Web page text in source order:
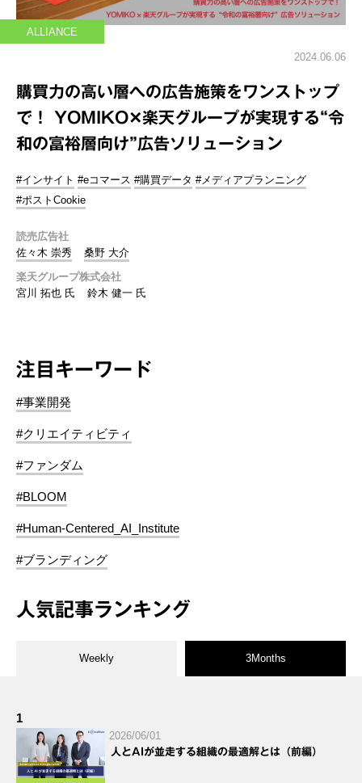
ALLIANCE
2024.06.06
購買力の高い層への広告施策をワンストップ
で！ YOMIKO✕楽天グループが実現する“令
和の富裕層向け”広告ソリューション
#インサイト #eコマース #購買データ #メディアプランニング
#ポストCookie
読売広告社
佐々木 崇秀
桑野 大介
楽天グループ株式会社
宮川 拓也 氏
鈴木 健一 氏
注目キーワード
#事業開発
#クリエイティビティ
#ファンダム
#BLOOM
#Human-Centered_AI_Institute
#ブランディング
人気記事ランキング
Weekly 3Months
1
2026/06/01
人とAIが並走する組織の最適解とは（前編）